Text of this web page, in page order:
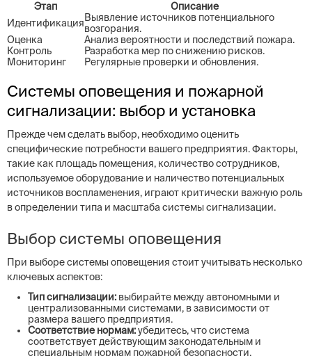
Этап
Описание
ИдентификацияВыявление источников потенциального
возгорания.
Оценка
Анализ вероятности и последствий пожара.
Контроль
Разработка мер по снижению рисков.
Мониторинг
Регулярные проверки и обновления.
Системы оповещения и пожарной
сигнализации: выбор и установка
Прежде чем сделать выбор, необходимо оценить
специфические потребности вашего предприятия. Факторы,
такие как площадь помещения, количество сотрудников,
используемое оборудование и наличествo потенциальных
источников воспламенения, играют критически важную роль
в определении типа и масштаба системы сигнализации.
Выбор системы оповещения
При выборе системы оповещения стоит учитывать несколько
ключевых аспектов:
Тип сигнализации: выбирайте между автономными и
централизованными системами, в зависимости от
размера вашего предприятия.
Соответствие нормам:убедитесь, что система
соответствует действующим законодательным и
специальным нормам пожарной безопасности.